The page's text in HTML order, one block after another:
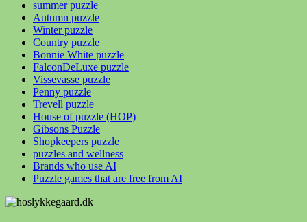
summer puzzle
Autumn puzzle
Winter puzzle
Country puzzle
Bonnie White puzzle
FalconDeLuxe puzzle
Vissevasse puzzle
Penny puzzle
Trevell puzzle
House of puzzle (HOP)
Gibsons Puzzle
Shopkeepers puzzle
puzzles and wellness
Brands who use AI
Puzzle games that are free from AI